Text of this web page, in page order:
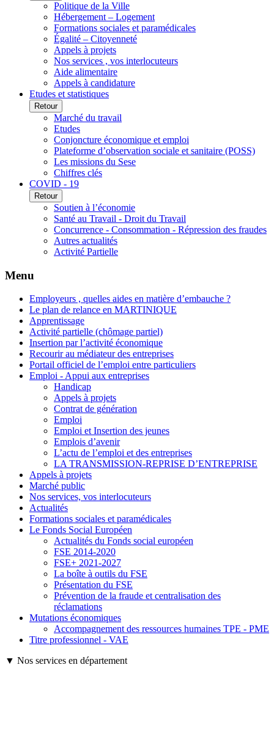
Politique de la Ville
Hébergement – Logement
Formations sociales et paramédicales
Égalité – Citoyenneté
Appels à projets
Nos services , vos interlocuteurs
Aide alimentaire
Appels à candidature
Etudes et statistiques
Retour
Marché du travail
Etudes
Conjoncture économique et emploi
Plateforme d’observation sociale et sanitaire (POSS)
Les missions du Sese
Chiffres clés
COVID - 19
Retour
Soutien à l’économie
Santé au Travail - Droit du Travail
Concurrence - Consommation - Répression des fraudes
Autres actualités
Activité Partielle
Menu
Employeurs , quelles aides en matière d’embauche ?
Le plan de relance en MARTINIQUE
Apprentissage
Activité partielle (chômage partiel)
Insertion par l’activité économique
Recourir au médiateur des entreprises
Portail officiel de l’emploi entre particuliers
Emploi - Appui aux entreprises
Handicap
Appels à projets
Contrat de génération
Emploi
Emploi et Insertion des jeunes
Emplois d’avenir
L’actu de l’emploi et des entreprises
LA TRANSMISSION-REPRISE D’ENTREPRISE
Appels à projets
Marché public
Nos services, vos interlocuteurs
Actualités
Formations sociales et paramédicales
Le Fonds Social Européen
Actualités du Fonds social européen
FSE 2014-2020
FSE+ 2021-2027
La boîte à outils du FSE
Présentation du FSE
Prévention de la fraude et centralisation des
réclamations
Mutations économiques
Accompagnement des ressources humaines TPE - PME
Titre professionnel - VAE
▼ Nos services en département